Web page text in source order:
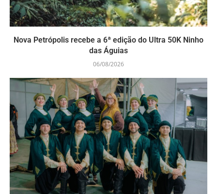
Nova Petrópolis recebe a 6ª edição do Ultra 50K Ninho
das Águias
06/08/2026